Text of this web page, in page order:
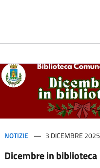
NOTIZIE 3 DICEMBRE 2025
Dicembre in biblioteca